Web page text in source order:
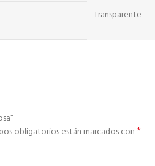
Transparente
obligatorios están marcados con*